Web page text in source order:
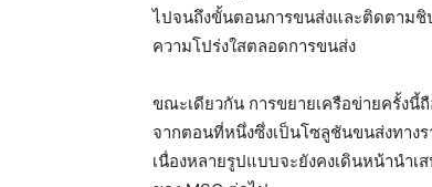
ไปจนถึงขั้นตอนการขนส่งและติดตามชิ
ความโปร่งใสตลอดการขนส่ง
ขณะเดียวกัน การขยายเครือข่ายครั้ง
จากตอนที่หนึ่งซึ่งเป็นโซลูชันขนส่งทาง
เนื่องหลายรูปแบบจะยังคงเดินหน้านำ